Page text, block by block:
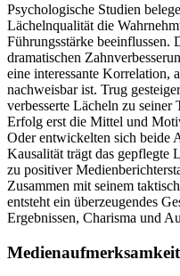
Psychologische Studien
Lächelnqualität die
Führungsstärke
dramatischen
eine interessante Korrelation,
nachweisbar ist. Trug
verbesserte Lächeln zu
Erfolg erst die Mittel und
Oder entwickelten sich beide
Kausalität trägt das
zu positiver
Zusammen mit seinem
entsteht ein überzeugendes
Ergebnissen, Charisma und